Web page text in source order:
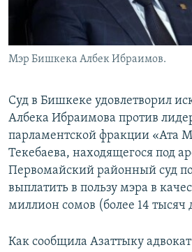
Мэр Бишкека Албек Ибраимов.
Суд в Бишкеке удовлетворил
Албека Ибраимова против
парламентской фракции «Ата
Текебаева, находящегося под
Первомайский районный суд
выплатить в пользу мэра в
миллион сомов (более 14 тысяч
Как сообщила Азаттыку